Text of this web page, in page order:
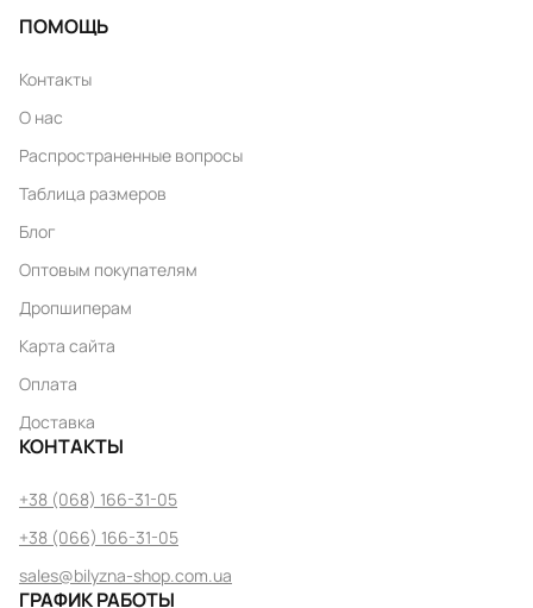
ПОМОЩЬ
Контакты
О нас
Распространенные вопросы
Таблица размеров
Блог
Оптовым покупателям
Дропшиперам
Карта сайта
Оплата
Доставка
КОНТАКТЫ
+38 (068) 166-31-05
+38 (066) 166-31-05
sales@bilyzna-shop.com.ua
ГРАФИК РАБОТЫ